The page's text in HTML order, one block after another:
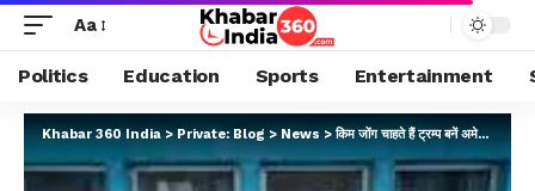
Aa
Politics Education Sports Entertainment
Khabar 360 India >Private: Blog > News>किम जोंग चाहते हैं ट्रम्प बनें अमेरिकी राष्ट्रपति